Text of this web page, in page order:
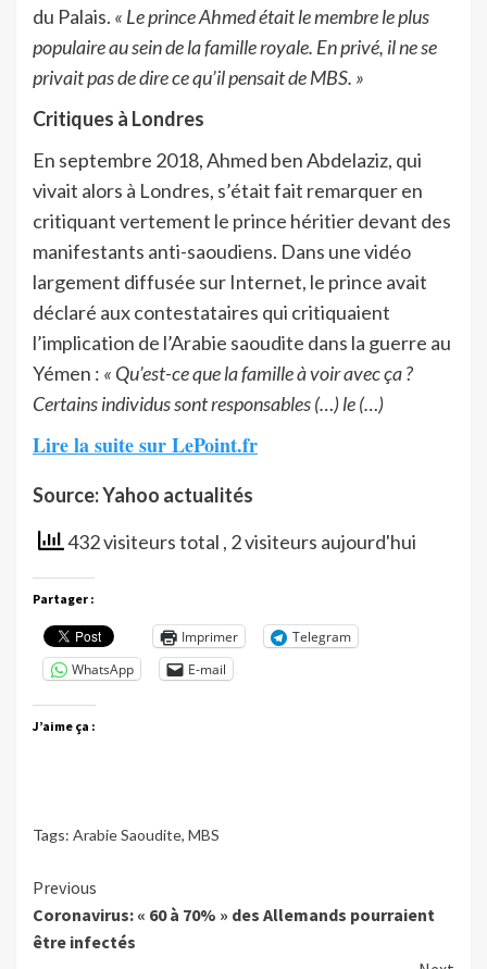
du Palais. « Le prince Ahmed était le membre le plus
populaire au sein de la famille royale. En privé, il ne se
privait pas de dire ce qu’il pensait de MBS. »
Critiques à Londres
En septembre 2018, Ahmed ben Abdelaziz, qui
vivait alors à Londres, s’était fait remarquer en
critiquant vertement le prince héritier devant des
manifestants anti-saoudiens. Dans une vidéo
largement diffusée sur Internet, le prince avait
déclaré aux contestataires qui critiquaient
l’implication de l’Arabie saoudite dans la guerre au
Yémen : « Qu’est-ce que la famille à voir avec ça ?
Certains individus sont responsables (…) le (…)
Lire la suite sur LePoint.fr
Source: Yahoo actualités
432 visiteurs total , 2 visiteurs aujourd'hui
Partager :
Imprimer
Telegram
WhatsApp
E-mail
J’aime ça :
Tags: Arabie Saoudite, MBS
Continue
Reading
Previous
Coronavirus: « 60 à 70% » des Allemands pourraient
être infectés